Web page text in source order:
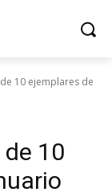
10 ejemplares de
10